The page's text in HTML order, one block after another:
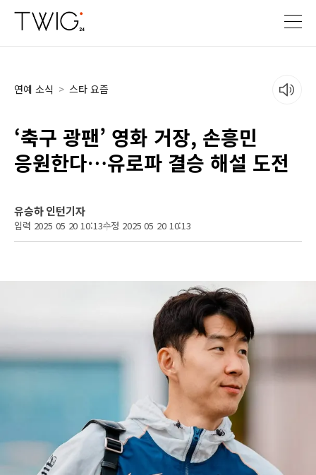
연예 소식 > 스타 요즘
‘축구 광팬’ 영화 거장, 손흥민
응원한다…유로파 결승 해설 도전
유승하 인턴기자
입력 2025 05 20 10:13수정 2025 05 20 10:13